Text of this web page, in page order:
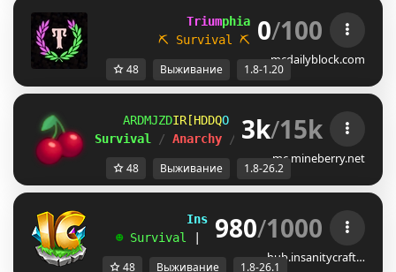
Triumphia
[1.8 / 1.20.x]
⛏ Survival
⛏ ☁ Parkour
0/100
mcdailyblock.com
48 Выживание 1.8-1.20
]BEAOT_HIUFIW[C ＭＩＮＥＢＥＲＲＹ
Survival
/ Anarchy / BedWars / SkyWars
3k/15k
mc.mineberry.net
48 Выживание 1.8-26.2
InsanityCraft || 1.8 - 26.1
☻ Survival Factions | Skyblock
980/1000
hub.insanitycraft…
48 Выживание 1.8-26.1